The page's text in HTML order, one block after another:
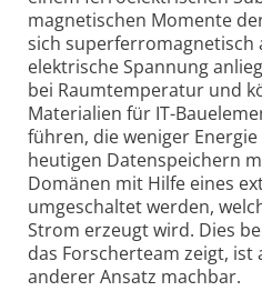
magnetischen Momente
sich super­ferro­magnetisch
elektrische Spannung
bei Raum­temperatur und
Materialien für IT-
führen, die weniger
heutigen Daten­speichern
Domänen mit Hilfe eines
umgeschaltet werden,
Strom erzeugt wird. Dies
das Forscherteam zeigt, ist
anderer Ansatz machbar.